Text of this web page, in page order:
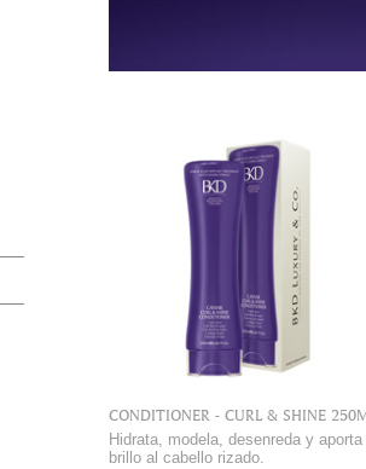
CONDITIONER - CURL & SHINE
Hidrata, modela, desenreda y aporta
brillo al cabello rizado.